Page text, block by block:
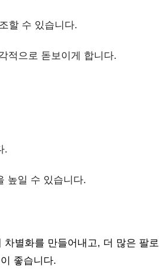
할 수 있습니다.
적으로 돋보이게 합니다.
.
높일 수 있습니다.
별화를 만들어내고, 더 많은 팔로
좋습니다.